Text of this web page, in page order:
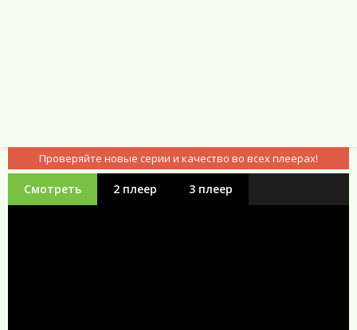
Проверяйте новые серии и качество во всех плеерах!
Смотреть 2 плеер 3 плеер